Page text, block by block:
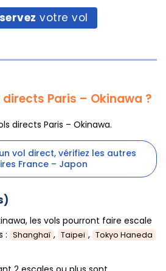
votre vol
Paris – Okinawa ?
directs Paris – Okinawa.
vol direct, vérifiez les autres
France – Japon
les vols pourront faire escale
: Shanghaï , Taipei , Tokyo Haneda